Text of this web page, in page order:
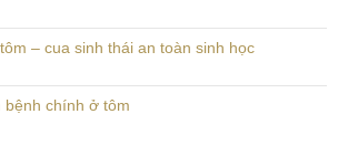
– cua sinh thái an toàn sinh học
bệnh chính ở tôm